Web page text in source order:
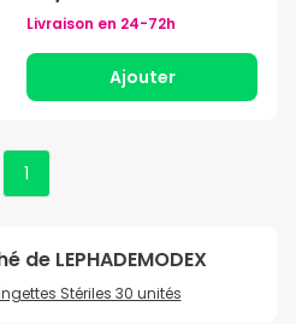
Livraison en 24-72h
Ajouter
1
de LEPHADEMODEX
Stériles 30 unités